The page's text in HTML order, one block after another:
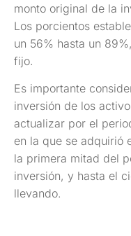
monto original de la
Los porcientos
un 56% hasta un
fijo.
Es importante
inversión de los
actualizar por el
en la que se adquirió
la primera mitad del
inversión, y hasta el
llevando.